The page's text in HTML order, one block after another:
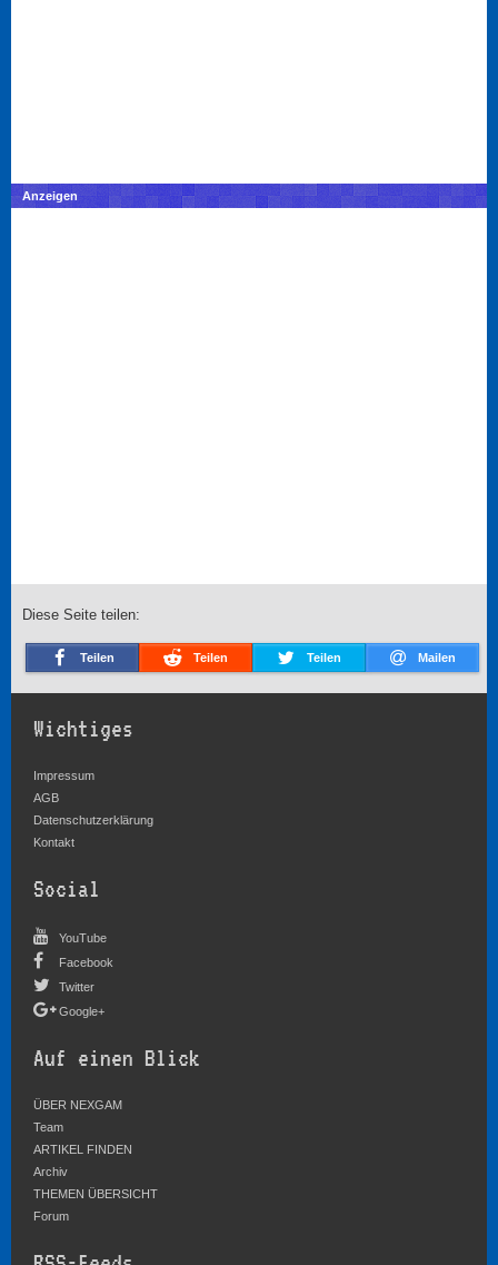
Anzeigen
Diese Seite teilen:
Teilen Teilen Teilen Mailen
Wichtiges
Impressum
AGB
Datenschutzerklärung
Kontakt
Social
YouTube
Facebook
Twitter
Google+
Auf einen Blick
ÜBER NEXGAM
Team
ARTIKEL FINDEN
Archiv
THEMEN ÜBERSICHT
Forum